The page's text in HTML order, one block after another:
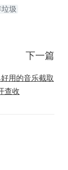
圾
下一篇
用的音乐截取
查收